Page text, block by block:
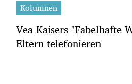
Kolumnen
Vea Kaisers "Fabelhafte
Eltern telefonieren